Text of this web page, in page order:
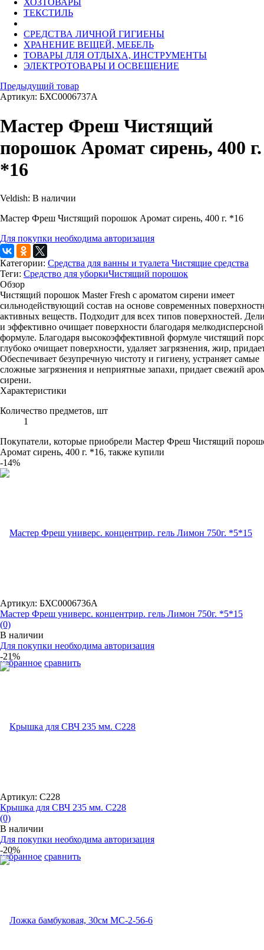
ХОЗТОВАРЫ
ТЕКСТИЛЬ
СРЕДСТВА ЛИЧНОЙ ГИГИЕНЫ
ХРАНЕНИЕ ВЕЩЕЙ, МЕБЕЛЬ
ТОВАРЫ ДЛЯ ОТДЫХА, ИНСТРУМЕНТЫ
ЭЛЕКТРОТОВАРЫ И ОСВЕЩЕНИЕ
Предыдущий товар
Артикул: БХС0006737А
Мастер Фреш Чистящий
порошок Аромат сирень, 400 г.
*16
Veldish: В наличии
Мастер Фреш Чистящий порошок Аромат сирень, 400 г. *16
Для покупки необходима авторизация
Категории: Средства для ванны и туалета Чистящие средства
Теги: Средство для уборкиЧистящий порошок
Обзор
Чистящий порошок Master Fresh c ароматом сирени имеет
сильнодействующий состав на основе современных
активных веществ. Подходит для всех типов поверхностей.
и эффективно очищает поверхности благодаря мелкодисперсной
формуле. Благодаря высокоэффективной формуле чистящий
глубоко очищает поверхности, удаляет загрязнения, жир,
Обеспечивает безупречную чистоту и гигиену, устраняет самые
сложные загрязнения и неприятные запахи, придает свежий
сирени.
Характеристики
Количество предметов, шт
1
Покупатели, которые приобрели Мастер Фреш Чистящий
Аромат сирень, 400 г. *16, также купили
-14%
избранное сравнить
Артикул: БХС0006736А
Мастер Фреш универс. концентрир. гель Лимон 750г. *5*15
(0)
В наличии
Для покупки необходима авторизация
-21%
избранное сравнить
Артикул: С228
Крышка для СВЧ 235 мм. С228
(0)
В наличии
Для покупки необходима авторизация
-20%